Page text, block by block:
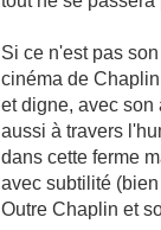
Si ce n'est pas
cinéma de
et digne, avec son
aussi à travers
dans cette ferme
avec subtilité
Outre Chaplin et